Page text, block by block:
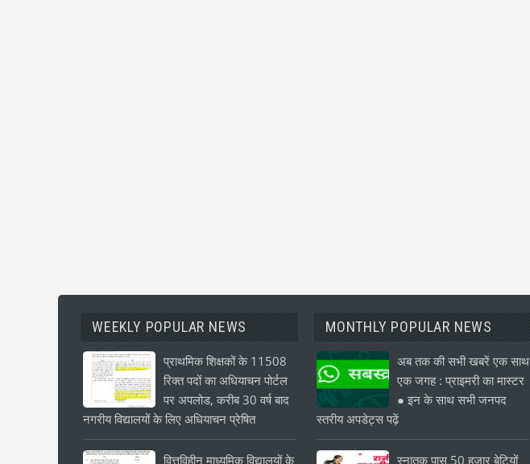
WEEKLY POPULAR NEWS
प्राथमिक शिक्षकों के 11508
रिक्त पदों का अधियाचन पोर्टल
पर अपलोड, करीब 30 वर्ष बाद
नगरीय विद्यालयों के लिए अधियाचन प्रेषित
वित्तविहीन माध्यमिक विद्यालयों के
MONTHLY POPULAR NEWS
अब तक की सभी खबरें एक साथ
एक जगह : प्राइमरी का मास्टर
● इन के साथ सभी जनपद
स्तरीय अपडेट्स पढ़ें
स्नातक पास 50 हजार बेटियों